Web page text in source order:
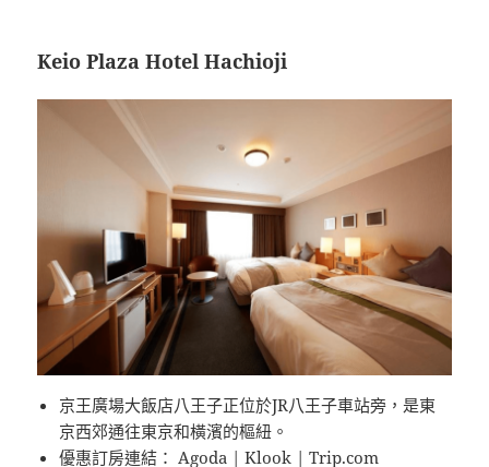
Keio Plaza Hotel Hachioji
京王廣場大飯店八王子正位於JR八王子車站旁，是東
京西郊通往東京和橫濱的樞紐。
優惠訂房連結：Agoda |Klook |Trip.com